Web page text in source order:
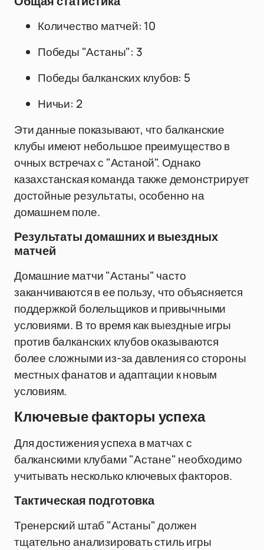
Количество матчей: 10
Победы "Астаны": 3
Победы балканских клубов: 5
Ничьи: 2
Эти данные показывают, что балканские
клубы имеют небольшое преимущество в
очных встречах с "Астаной". Однако
казахстанская команда также демонстрирует
достойные результаты, особенно на
домашнем поле.
Результаты домашних и выездных
матчей
Домашние матчи "Астаны" часто
заканчиваются в ее пользу, что объясняется
поддержкой болельщиков и привычными
условиями. В то время как выездные игры
против балканских клубов оказываются
более сложными из-за давления со стороны
местных фанатов и адаптации к новым
условиям.
Ключевые факторы успеха
Для достижения успеха в матчах с
балканскими клубами "Астане" необходимо
учитывать несколько ключевых факторов.
Тактическая подготовка
Тренерский штаб "Астаны" должен
тщательно анализировать стиль игры